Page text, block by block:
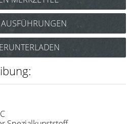
AUSFÜHRUNGEN
Nr.254